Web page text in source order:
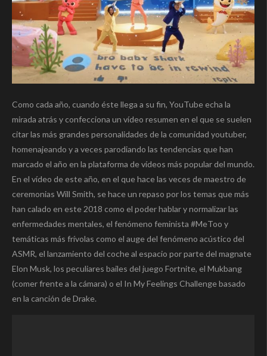
Como cada año, cuando éste llega a su fin, YouTube echa la
mirada atrás y confecciona un vídeo resumen en el que se suelen
citar las más grandes personalidades de la comunidad youtuber,
homenajeando y a veces parodiando las tendencias que han
marcado el año en la plataforma de vídeos más popular del mundo.
En el vídeo de este año, en el que hace las veces de maestro de
ceremonias Will Smith, se hace un repaso por los temas que más
han calado en este 2018 como el poder hablar y normalizar las
enfermedades mentales, el fenómeno feminista #MeToo y
temáticas más frívolas como el auge del fenómeno acústico del
ASMR, el lanzamiento del coche al espacio por parte del magnate
Elon Musk, los peculiares bailes del juego Fortnite, el Mukbang
(comer frente a la cámara) o el In My Feelings Challenge basado
en la canción de Drake.